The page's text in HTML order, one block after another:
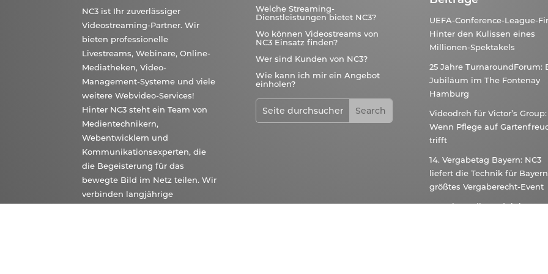
NC3 ist Ihr zuverlässiger
Videostreaming-Partner. Wir
bieten professionelle
Livestreams, Webinare, Online-
Mediatheken, Video-
Management-Systeme und viele
weitere Webvideo-Services!
Hinter NC3 steht ein Team von
Medientechnikern,
Webentwicklern und
Kommunikationsexperten, die
die Begeisterung für das
bewegte Bild im Netz teilen. Wir
verbinden langjährige
Welche Streaming-
Dienstleistungen bietet NC3?
Wo können Videostreams von
NC3 Einsatz finden?
Wer sind Kunden von NC3?
Wie kann ich mir ein Angebot
einholen?
UEFA-Conference-League-
Hinter den Kulissen eines
Millionen-Spektakels
25 Jahre TurnaroundForum:
Jubiläum im The Fontenay
Hamburg
Videodreh für Victor’s Group:
Wenn Pflege auf
trifft
14. Vergabetag Bayern: NC3
liefert die Technik für
größtes Vergaberecht-Event
Tesvolt Studioproduktion –